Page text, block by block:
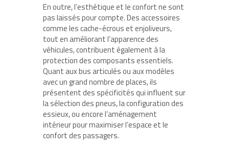
En outre, l’esthétique et le confort ne sont
pas laissés pour compte. Des accessoires
comme les cache-écrous et enjoliveurs,
tout en améliorant l’apparence des
véhicules, contribuent également à la
protection des composants essentiels.
Quant aux bus articulés ou aux modèles
avec un grand nombre de places, ils
présentent des spécificités qui influent sur
la sélection des pneus, la configuration des
essieux, ou encore l’aménagement
intérieur pour maximiser l’espace et le
confort des passagers.